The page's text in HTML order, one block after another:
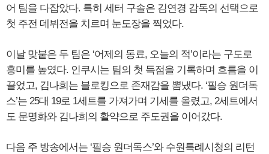
어 팀을 다잡았다. 특히 세터 구솔은 김연경 감독의 선택으로
첫 주전 데뷔전을 치르며 눈도장을 찍었다.
이날 맞붙은 두 팀은 ‘어제의 동료, 오늘의 적’이라는 구도로
흥미를 높였다. 인쿠시는 팀의 첫 득점을 기록하며 흐름을 이
끌었고, 김나희는 블로킹으로 존재감을 뽐냈다. ‘필승 원더독
스’는 25대 19로 1세트를 가져가며 기세를 올렸고, 2세트에서
도 문명화와 김나희의 활약으로 주도권을 이어갔다.
다음 주 방송에서는 ‘필승 원더독스’와 수원특례시청의 리턴